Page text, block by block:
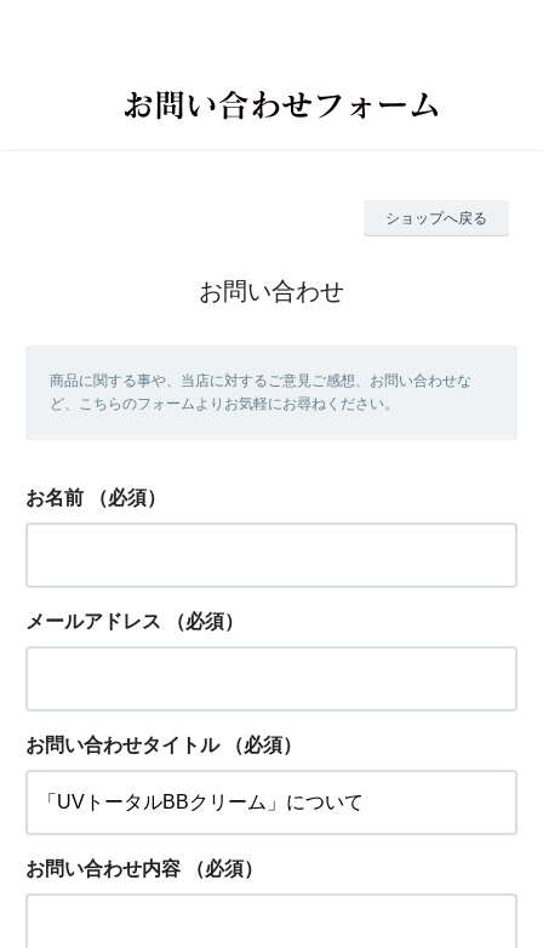
ショップへ戻る
お問い合わせ
商品に関する事や、当店に対するご意見ご感想、お問い合わせな
ど、こちらのフォームよりお気軽にお尋ねください。
お名前 （必須）
メールアドレス （必須）
お問い合わせタイトル （必須）
お問い合わせ内容 （必須）